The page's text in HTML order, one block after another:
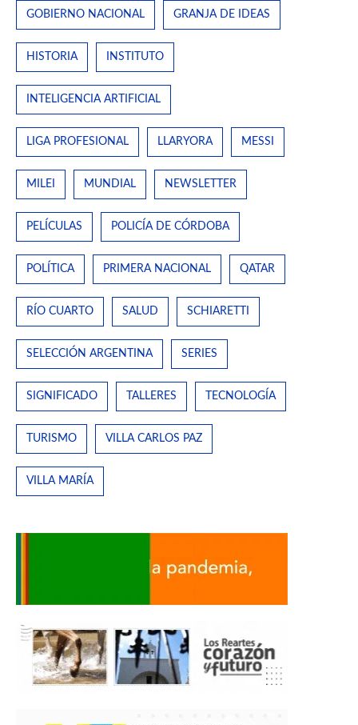
GOBIERNO NACIONAL GRANJA DE IDEAS
HISTORIA INSTITUTO
INTELIGENCIA ARTIFICIAL
LIGA PROFESIONAL LLARYORA MESSI
MILEI MUNDIAL NEWSLETTER
PELÍCULAS POLICÍA DE CÓRDOBA
POLÍTICA PRIMERA NACIONAL QATAR
RÍO CUARTO SALUD SCHIARETTI
SELECCIÓN ARGENTINA SERIES
SIGNIFICADO TALLERES TECNOLOGÍA
TURISMO VILLA CARLOS PAZ
VILLA MARÍA